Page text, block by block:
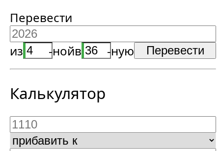
Перевести
из -нойв -ную
Калькулятор